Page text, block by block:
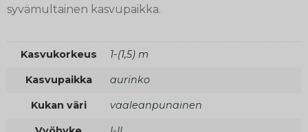
syvämultainen kasvupaikka.
Kasvukorkeus 1-(1,5) m
Kasvupaikka aurinko
Kukan väri vaaleanpunainen